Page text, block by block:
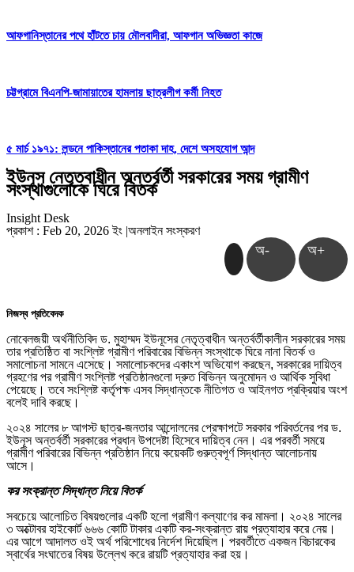
আফগানিস্তানের পথে হাঁটতে চায় মৌলবাদীরা, আফগান অভিজ্ঞতা কাজে
চট্টগ্রামে বিএনপি-জামায়াতের হামলায় ছাত্রলীগ কর্মী নিহত
৫ মার্চ ১৯৭১: লন্ডনে পাকিস্তানের পতাকা দাহ, দেশে অসহযোগ আন্দ
ইউনূস নেতৃত্বাধীন অন্তর্বর্তী সরকারের সময় গ্রামীণ
সংস্থাগুলোকে ঘিরে বিতর্ক
Insight Desk
প্রকাশ : Feb 20, 2026 ইং |অনলাইন সংস্করণ
অ- অ+
নিজস্ব প্রতিবেদক
নোবেলজয়ী অর্থনীতিবিদ ড. মুহাম্মদ ইউনূসের নেতৃত্বাধীন অন্তর্বর্তীকালীন সরকারের সময়
তার প্রতিষ্ঠিত বা সংশ্লিষ্ট গ্রামীণ পরিবারের বিভিন্ন সংস্থাকে ঘিরে নানা বিতর্ক ও
সমালোচনা সামনে এসেছে। সমালোচকদের একাংশ অভিযোগ করছেন, সরকারের দায়িত্ব
গ্রহণের পর গ্রামীণ সংশ্লিষ্ট প্রতিষ্ঠানগুলো দ্রুত বিভিন্ন অনুমোদন ও আর্থিক সুবিধা
পেয়েছে। তবে সংশ্লিষ্ট কর্তৃপক্ষ এসব সিদ্ধান্তকে নীতিগত ও আইনগত প্রক্রিয়ার অংশ
বলেই দাবি করছে।
২০২৪ সালের ৮ আগস্ট ছাত্র-জনতার আন্দোলনের প্রেক্ষাপটে সরকার পরিবর্তনের পর ড.
ইউনূস অন্তর্বর্তী সরকারের প্রধান উপদেষ্টা হিসেবে দায়িত্ব নেন। এর পরবর্তী সময়ে
গ্রামীণ পরিবারের বিভিন্ন প্রতিষ্ঠান নিয়ে কয়েকটি গুরুত্বপূর্ণ সিদ্ধান্ত আলোচনায়
আসে।
কর সংক্রান্ত সিদ্ধান্ত নিয়ে বিতর্ক
সবচেয়ে আলোচিত বিষয়গুলোর একটি হলো গ্রামীণ কল্যাণের কর মামলা। ২০২৪ সালের
৩ অক্টোবর হাইকোর্ট ৬৬৬ কোটি টাকার একটি কর-সংক্রান্ত রায় প্রত্যাহার করে নেয়।
এর আগে আদালত ওই অর্থ পরিশোধের নির্দেশ দিয়েছিল। পরবর্তীতে একজন বিচারকের
স্বার্থের সংঘাতের বিষয় উল্লেখ করে রায়টি প্রত্যাহার করা হয়।